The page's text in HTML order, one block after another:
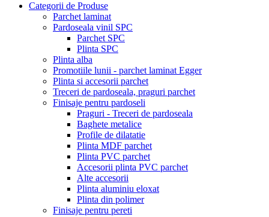
Categorii de Produse
Parchet laminat
Pardoseala vinil SPC
Parchet SPC
Plinta SPC
Plinta alba
Promotiile lunii - parchet laminat Egger
Plinta si accesorii parchet
Treceri de pardoseala, praguri parchet
Finisaje pentru pardoseli
Praguri - Treceri de pardoseala
Baghete metalice
Profile de dilatatie
Plinta MDF parchet
Plinta PVC parchet
Accesorii plinta PVC parchet
Alte accesorii
Plinta aluminiu eloxat
Plinta din polimer
Finisaje pentru pereti